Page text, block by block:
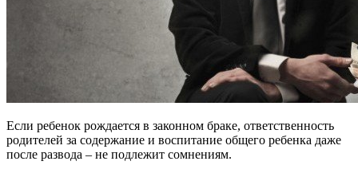
Если ребенок рождается в законном браке, ответственность
родителей за содержание и воспитание общего ребенка даже
после развода – не подлежит сомнениям.